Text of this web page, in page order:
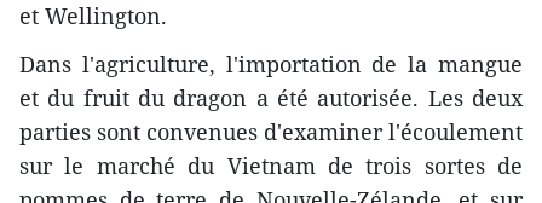
et Wellington.
Dans l'agriculture, l'importation de la mangue
et du fruit du dragon a été autorisée. Les deux
parties sont convenues d'examiner ​l'écoulement
sur le marché ​du Vietnam de trois sortes de